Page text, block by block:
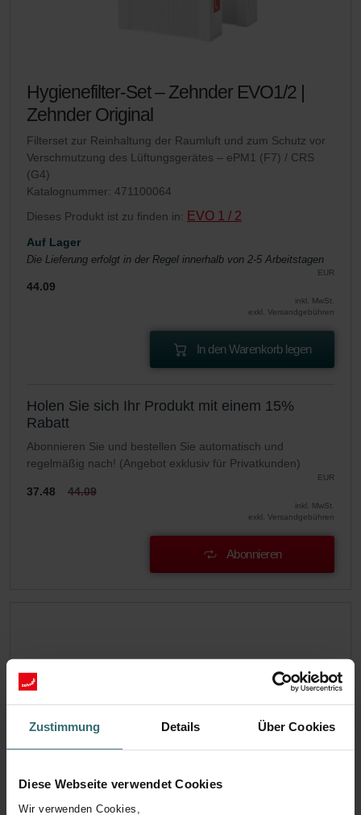
Zustimmung Details Über Cookies
Diese Webseite verwendet Cookies
Wir verwenden Cookies,
Hygienefilter-Set – Zehnder EVO1/2 |
Zehnder Original
Filterset zur Reinhaltung der Raumluft und zum Schutz vor
Verschmutzung des Lüftungsgerätes – ePM1 (F7) / CRS
(G4)
Katalognummer: 471100064
Dieses Produkt ist zu finden in: EVO 1 / 2
Auf Lager
Die Lieferung erfolgt in der Regel innerhalb von 2-5 Arbeitstagen
EUR
44.09
inkl. MwSt.
exkl. Versandgebühren
In den Warenkorb legen
Holen Sie sich Ihr Produkt mit einem 15%
Rabatt
Abonnieren Sie und bestellen Sie automatisch und
regelmäßig nach! (Angebot exklusiv für Privatkunden)
EUR
37.48 44.09
inkl. MwSt.
exkl. Versandgebühren
Abonnieren